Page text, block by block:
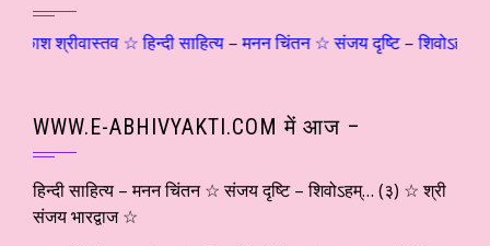
☆ हिन्दी साहित्य – मनन चिंतन ☆ संजय दृष्टि –
WWW.E-ABHIVYAKTI.COM में आज –
हिन्दी साहित्य – मनन चिंतन ☆ संजय दृष्टि – शिवोऽहम्… (३) ☆ श्री
संजय भारद्वाज ☆